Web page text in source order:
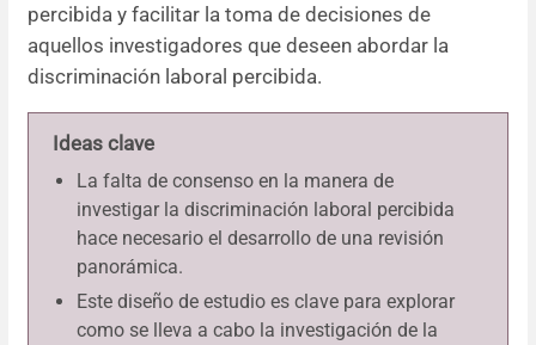
percibida y facilitar la toma de decisiones de
aquellos investigadores que deseen abordar la
discriminación laboral percibida.
Ideas clave
La falta de consenso en la manera de
investigar la discriminación laboral percibida
hace necesario el desarrollo de una revisión
panorámica.
Este diseño de estudio es clave para explorar
como se lleva a cabo la investigación de la